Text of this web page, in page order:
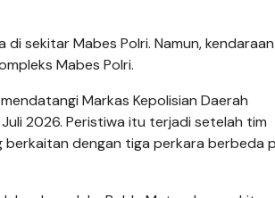
sekitar Mabes Polri. Namun,
Mabes Polri.
Markas Kepolisian Daerah
2026. Peristiwa itu terjadi setelah tim
berkaitan dengan tiga perkara berbeda